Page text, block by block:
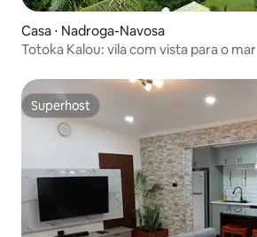
Casa ⋅ Nadroga-Navosa
Totoka Kalou: vila com vista para o mar
Superhost
Superhost